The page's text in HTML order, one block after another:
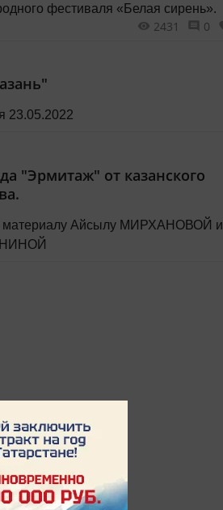
фестиваля «Белая сирень».
2431 0
23.05.2022
"Эрмитаж" от казанского
материалу Айсылу МИРХАНОВОЙ и